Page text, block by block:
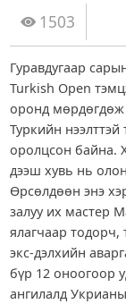
1503
Гуравдугаар
Turkish Open
оронд мөрдөгдөж
Туркийн
оролцсон байна.
дээш хувь нь
Өрсөлдөөн энэ
залуу их мастер
ялагчаар
экс-дэлхийн
бүр 12 оноогоор
ангилалд